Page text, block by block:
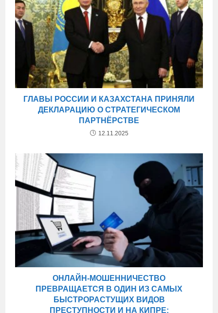
ГЛАВЫ РОССИИ И КАЗАХСТАНА ПРИНЯЛИ
ДЕКЛАРАЦИЮ О СТРАТЕГИЧЕСКОМ
ПАРТНЁРСТВЕ
12.11.2025
ОНЛАЙН-МОШЕННИЧЕСТВО
ПРЕВРАЩАЕТСЯ В ОДИН ИЗ САМЫХ
БЫСТРОРАСТУЩИХ ВИДОВ
ПРЕСТУПНОСТИ И НА КИПРЕ: